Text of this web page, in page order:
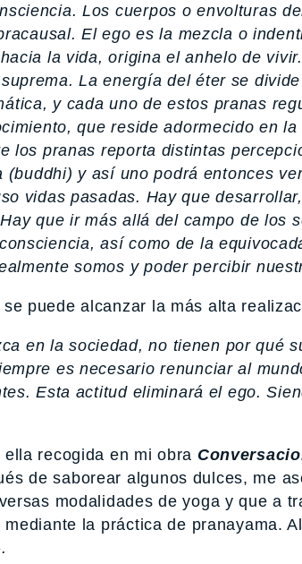
Los cuerpos o envolturas
El ego es la mezcla o
la vida, origina el anhelo de
La energía del éter se
y cada uno de estos pranas
que reside adormecido en
los pranas reporta distintas
y así uno podrá entonces
vidas pasadas. Hay que
que ir más allá del campo de los
así como de la
somos y poder percibir
puede alcanzar la más alta
en la sociedad, no tienen por qué
es necesario renunciar al
Esta actitud eliminará el ego.
recogida en mi obra
de saborear algunos dulces, me
modalidades de yoga y que a
la práctica de pranayama.